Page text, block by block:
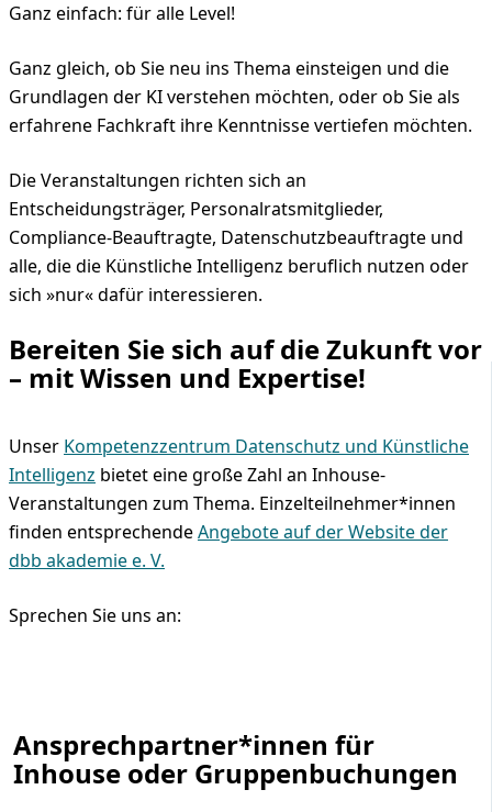
Ganz einfach: für alle Level!
Ganz gleich, ob Sie neu ins Thema einsteigen und die
Grundlagen der KI verstehen möchten, oder ob Sie als
erfahrene Fachkraft ihre Kenntnisse vertiefen möchten.
Die Veranstaltungen richten sich an
Entscheidungsträger, Personalratsmitglieder,
Compliance-Beauftragte, Datenschutzbeauftragte und
alle, die die Künstliche Intelligenz beruflich nutzen oder
sich »nur« dafür interessieren.
Bereiten Sie sich auf die Zukunft vor
– mit Wissen und Expertise!
Unser Kompetenzzentrum Datenschutz und Künstliche
Intelligenz bietet eine große Zahl an Inhouse-
Veranstaltungen zum Thema. Einzelteilnehmer*innen
finden entsprechendeAngebote auf der Website der
dbb akademie e. V.
Sprechen Sie uns an:
Ansprechpartner*innen für
Inhouse oder Gruppenbuchungen